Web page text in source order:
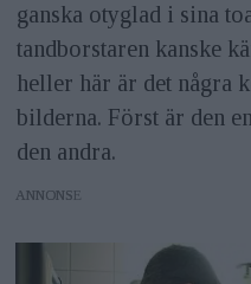
ganska otyglad i sina
tandborstaren kanske
heller här är det några
bilderna. Först är den
den andra.
ANNONS